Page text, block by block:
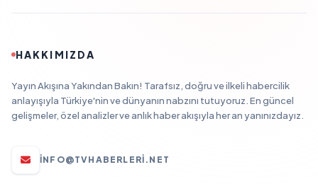
HAKKIMIZDA
Yayın Akışına Yakından Bakın! Tarafsız, doğru ve ilkeli habercilik
anlayışıyla Türkiye'nin ve dünyanın nabzını tutuyoruz. En güncel
gelişmeler, özel analizler ve anlık haber akışıyla her an yanınızdayız.
INFO@TVHABERLERI.NET